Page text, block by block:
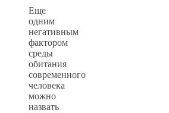
Еще
одним
негативным
фактором
среды
обитания
современного
человека
можно
назвать